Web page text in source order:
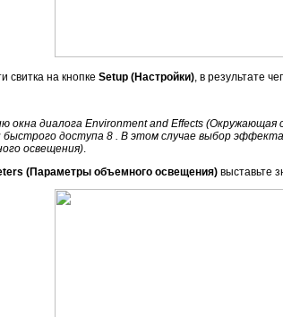
свитка на кнопке Setup (Настройки) , в результате
окна диалога Environment and Effects
доступа 8 . В этом случае выбор
освещения)
(Параметры объемного освещения) выставьте